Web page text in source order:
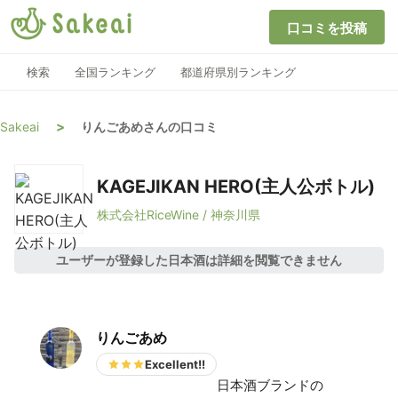
口コミを投稿
検索 全国ランキング 都道府県別ランキング
Sakeai > りんごあめさんの口コミ
KAGEJIKAN HERO(主人公ボトル)
株式会社RiceWine / 神奈川県
ユーザーが登録した日本酒は詳細を閲覧できません
りんごあめ
Excellent!!
日本酒ブランドの